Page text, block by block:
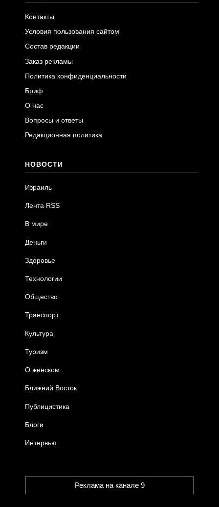
Контакты
Условия пользования сайтом
Состав редакции
Заказ рекламы
Политика конфиденциальности
Бриф
О нас
Вопросы и ответы
Редакционная политика
НОВОСТИ
Израиль
Лента RSS
В мире
Деньги
Здоровье
Технологии
Общество
Транспорт
Культура
Туризм
О женском
Ближний Восток
Публицистика
Блоги
Интервью
Реклама на канале 9